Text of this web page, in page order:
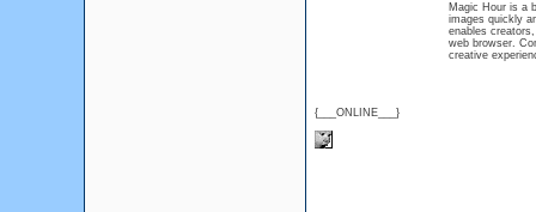
{___ONLINE___}
Magic Hour is a
images quickly
enables
web browser.
creative